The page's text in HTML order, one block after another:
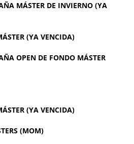
MÁSTER DE INVIERNO (YA
(YA VENCIDA)
OPEN DE FONDO MÁSTER
(YA VENCIDA)
(MOM)